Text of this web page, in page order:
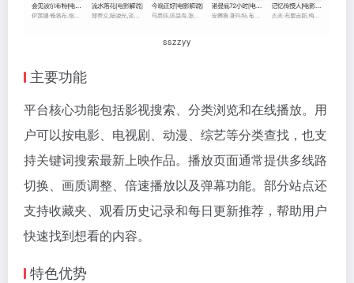
sszzyy
主要功能
平台核心功能包括影视搜索、分类浏览和在线播放。用
户可以按电影、电视剧、动漫、综艺等分类查找，也支
持关键词搜索最新上映作品。播放页面通常提供多线路
切换、画质调整、倍速播放以及弹幕功能。部分站点还
支持收藏夹、观看历史记录和每日更新推荐，帮助用户
快速找到想看的内容。
特色优势